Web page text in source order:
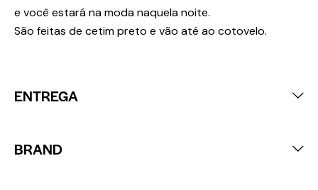
e você estará na moda naquela noite.
São feitas de cetim preto e vão até ao cotovelo.
ENTREGA
BRAND